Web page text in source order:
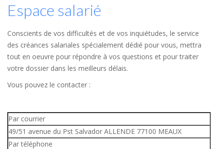
Espace salarié
Conscients de vos difficultés et de vos inquiétudes, le service
des créances salariales spécialement dédié pour vous, mettra
tout en oeuvre pour répondre à vos questions et pour traiter
votre dossier dans les meilleurs délais.
Vous pouvez le contacter :
Par courrier
49/51 avenue du Pst Salvador ALLENDE 77100 MEAUX
Par téléphone